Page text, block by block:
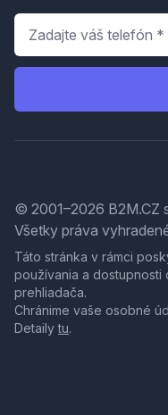
Telefón
© 2001–2026 B2M.CZ
Všetky práva
Táto stránka v rámci
používania a
prehliadača.
Chránime vaše osobné
Detailytu.